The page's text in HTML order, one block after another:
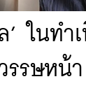
ในทำ
รรษหน้า